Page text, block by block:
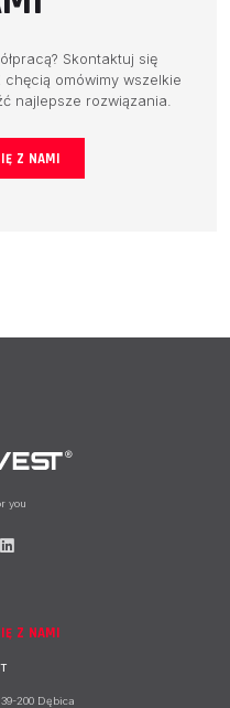
Skontaktuj się
omówimy wszelkie
najlepsze rozwiązania.
Z NAMI
you
Z NAMI
200 Dębica